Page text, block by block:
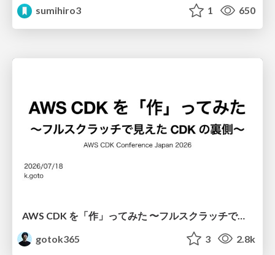
sumihiro3
1 650
AWS CDK を「作」ってみた 〜フルスクラッチで見えた CDK の裏側〜 / aws-cdk-from-scratch
gotok365
3 2.8k